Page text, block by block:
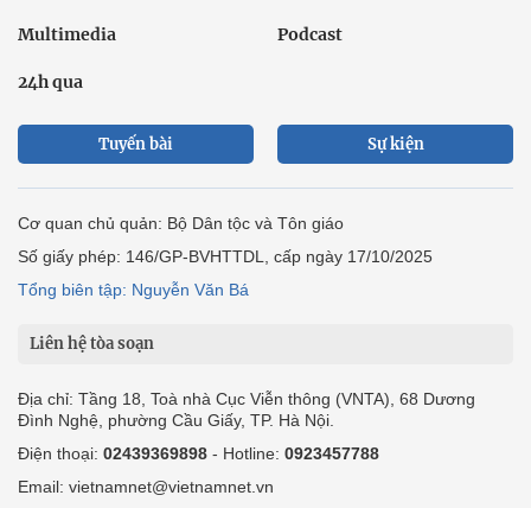
Multimedia Podcast
24h qua
Tuyến bài Sự kiện
Cơ quan chủ quản: Bộ Dân tộc và Tôn giáo
Số giấy phép: 146/GP-BVHTTDL, cấp ngày 17/10/2025
Tổng biên tập: Nguyễn Văn Bá
Liên hệ tòa soạn
Địa chỉ: Tầng 18, Toà nhà Cục Viễn thông (VNTA), 68 Dương
Đình Nghệ, phường Cầu Giấy, TP. Hà Nội.
Điện thoại: 02439369898 - Hotline: 0923457788
Email: vietnamnet@vietnamnet.vn